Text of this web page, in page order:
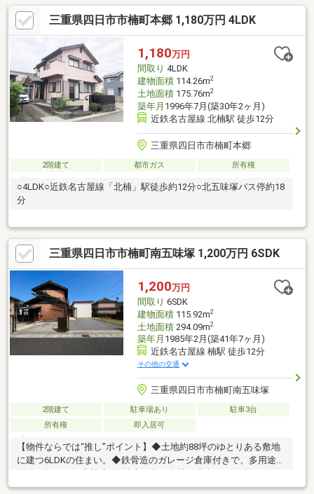
す／／▼お電話でのご予約、ご質問・お問合せはこちらまで
▼TEL：0120-18-7549【通話無料】ニッカ不動産へ！～空家につ
き即日のご案内も可能！～お気兼ねなくお問合せくださいませ。
住宅ローンやリフォームのご相談も承ります！
三重県四日市市楠町本郷 1,180万円 4LDK
1,180万円
間取り 4LDK
建物面積114.26m2
土地面積175.76m2
築年月 1996年7月(築30年2ヶ月)
近鉄名古屋線 北楠駅 徒歩12分
三重県四日市市楠町本郷
2階建て 都市ガス 所有権
○4LDK○近鉄名古屋線「北楠」駅徒歩約12分○北五味塚バス停約18
分
三重県四日市市楠町南五味塚 1,200万円 6SDK
1,200万円
間取り 6SDK
建物面積115.92m2
土地面積294.09m2
築年月 1985年2月(築41年7ヶ月)
近鉄名古屋線 楠駅 徒歩12分
その他の交通
三重県四日市市楠町南五味塚
2階建て 駐車場あり
駐車3台
所有権
即入居可
【物件ならでは“推し”ポイント】◆土地約88坪のゆとりある敷地
に建つ6LDKの住まい。◆鉄骨造のガレージ倉庫付きで、多用途に
通風も良好。◆ロフト・屋根裏収納・床下収納・納戸付きで収納